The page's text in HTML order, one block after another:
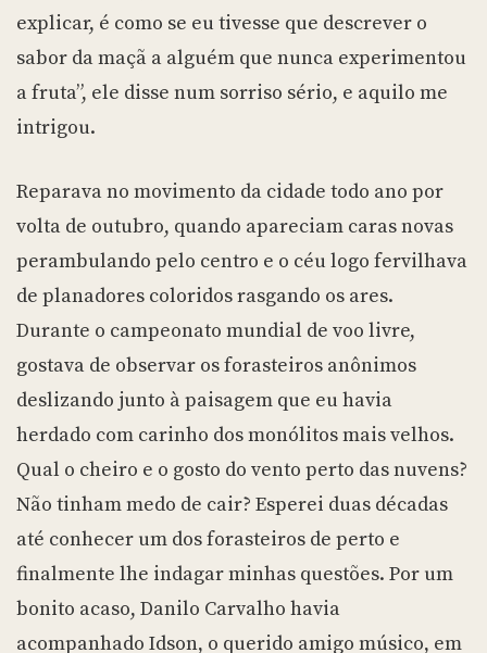
explicar, é como se eu tivesse que descrever o
sabor da maçã a alguém que nunca experimentou
a fruta”, ele disse num sorriso sério, e aquilo me
intrigou.
Reparava no movimento da cidade todo ano por
volta de outubro, quando apareciam caras novas
perambulando pelo centro e o céu logo fervilhava
de planadores coloridos rasgando os ares.
Durante o campeonato mundial de voo livre,
gostava de observar os forasteiros anônimos
deslizando junto à paisagem que eu havia
herdado com carinho dos monólitos mais velhos.
Qual o cheiro e o gosto do vento perto das nuvens?
Não tinham medo de cair? Esperei duas décadas
até conhecer um dos forasteiros de perto e
finalmente lhe indagar minhas questões. Por um
bonito acaso, Danilo Carvalho havia
acompanhado Idson, o querido amigo músico, em